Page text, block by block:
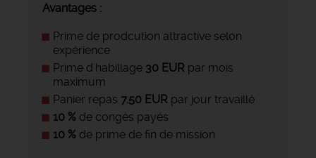
Avantages :
Prime de prodcution attractive selon
expérience
Prime d'habillage 30 EUR par mois
maximum
Panier repas 7.50 EUR par jour travaillé
10 % de congés payés
10 % de prime de fin de mission